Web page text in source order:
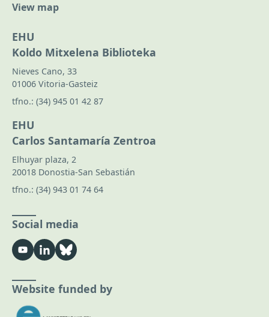
View map
EHU
Koldo Mitxelena Biblioteka
Nieves Cano, 33
01006 Vitoria-Gasteiz
tfno.: (34) 945 01 42 87
EHU
Carlos Santamaría Zentroa
Elhuyar plaza, 2
20018 Donostia-San Sebastián
tfno.: (34) 943 01 74 64
Social media
Website funded by